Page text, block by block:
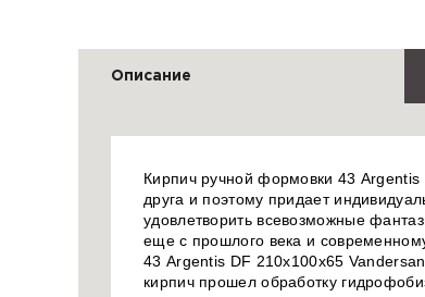
Описание
Кирпич ручной формовки 43
друга и поэтому придает
удовлетворить всевозможные
еще с прошлого века и
43 Argentis DF 210x100x65
кирпич прошел обработку